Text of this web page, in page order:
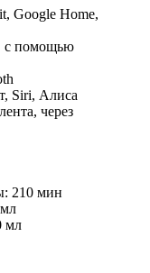
Google Home,
с помощью
Siri, Алиса
через
210 мин
мл